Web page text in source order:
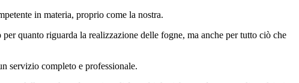
in materia, proprio come la nostra.
per quanto riguarda la realizzazione delle fogne, ma anche per tutto ciò che
servizio completo e professionale.